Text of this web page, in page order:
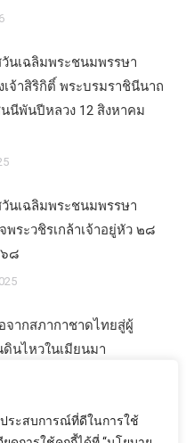
ระสบการณ์ที่ดีในการใช้
วันเฉลิมพระชนมพรรษา
เจ้าสิริกิติ์ พระบรมราชินีนาถ
นีพันปีหลวง 12 สิงหาคม
วันเฉลิมพระชนมพรรษา
พระวชิรเกล้าเจ้าอยู่หัว ๒๘
๘
จากสภากาชาดไทยสู่ผู้
นไหวในเมียนมา